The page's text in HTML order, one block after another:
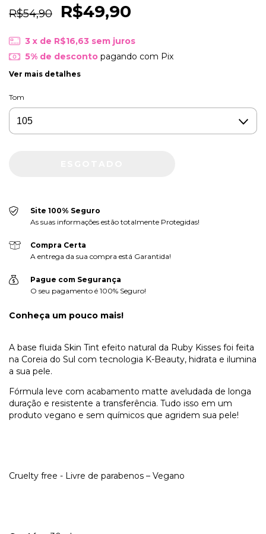
R$54,90 R$49,90
3 x de R$16,63 sem juros
5% de descontopagando com Pix
Ver mais detalhes
Tom
Site 100% Seguro
As suas informações estão totalmente Protegidas!
Compra Certa
A entrega da sua compra está Garantida!
Pague com Segurança
O seu pagamento é 100% Seguro!
Conheça um pouco mais!
A base fluida Skin Tint efeito natural da Ruby Kisses foi feita
na Coreia do Sul com tecnologia K-Beauty, hidrata e ilumina
a sua pele.
Fórmula leve com acabamento matte aveludada de longa
duração e resistente a transferência. Tudo isso em um
produto vegano e sem químicos que agridem sua pele!
Cruelty free - Livre de parabenos – Vegano